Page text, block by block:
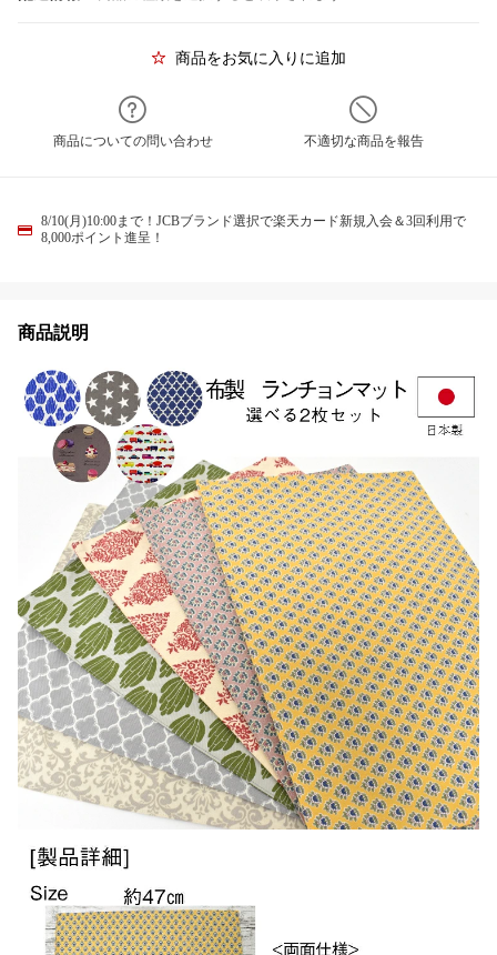
商品をお気に入りに追加
商品についての問い合わせ 不適切な商品を報告
8/10(月)10:00まで！JCBブランド選択で楽天カード新規入会＆3回利用で
8,000ポイント進呈！
商品説明